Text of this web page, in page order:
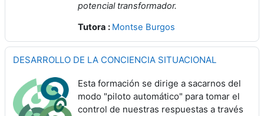
potencial transformador.
Tutora : Montse Burgos
DESARROLLO DE LA CONCIENCIA SITUACIONAL
Esta formación se dirige a sacarnos del
modo "piloto automático" para tomar el
control de nuestras respuestas a través